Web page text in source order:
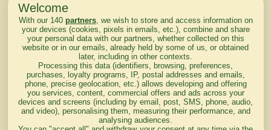
lendemain
Courses
d'aujourd'hui
Haut de Page
Welcome
With our 140 partners, we wish to store and access information on
your devices (cookies, pixels in emails, etc.), combine and share
your personal data with our partners, whether collected on this
website or in our emails, already held by some of us, or obtained
later, including in other contexts.
Processing this data (identifiers, browsing, preferences,
purchases, loyalty programs, IP, postal addresses and emails,
phone, precise geolocation, etc.) allows developing and offering
you services, content, commercial offers and ads across your
devices and screens (including by email, post, SMS, phone, audio,
and video), personalising them, measuring their performance, and
analysing audiences.